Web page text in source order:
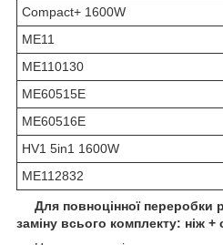
Compact+ 1600W
ME11
ME110130
ME60515E
ME60516E
HV1 5in1 1600W
ME112832
Для повноцінної переробки
заміну всього комплекту: ніж +